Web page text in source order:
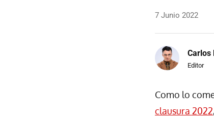
7 Junio 2022
Carlos
Editor
Como lo
clausura 2022